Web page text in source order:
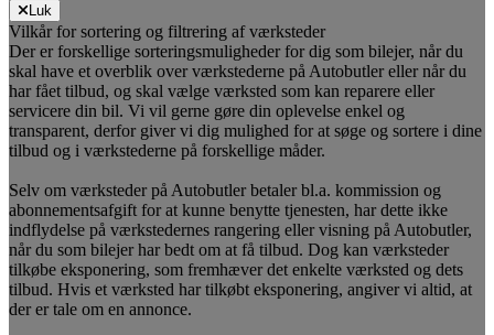
Luk
Vilkår for sortering og filtrering af værksteder
Der er forskellige sorteringsmuligheder for dig som bilejer, når du
skal have et overblik over værkstederne på Autobutler eller når du
har fået tilbud, og skal vælge værksted som kan reparere eller
servicere din bil. Vi vil gerne gøre din oplevelse enkel og
transparent, derfor giver vi dig mulighed for at søge og sortere i dine
tilbud og i værkstederne på forskellige måder.
Selv om værksteder på Autobutler betaler bl.a. kommission og
abonnementsafgift for at kunne benytte tjenesten, har dette ikke
indflydelse på værkstedernes rangering eller visning på Autobutler,
når du som bilejer har bedt om at få tilbud. Dog kan værksteder
tilkøbe eksponering, som fremhæver det enkelte værksted og dets
tilbud. Hvis et værksted har tilkøbt eksponering, angiver vi altid, at
der er tale om en annonce.